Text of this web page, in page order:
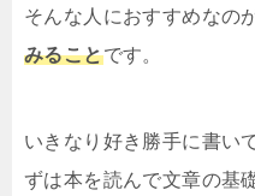
そんな人におすすめなの
みることです。
いきなり好き勝手に書い
ずは本を読んで文章の基